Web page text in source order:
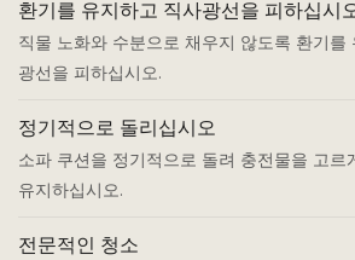
환기를 유지하고 직사광선을 피하십시
직물 노화와 수분으로 채우지 않도록 환기를
광선을 피하십시오.
정기적으로 돌리십시오
소파 쿠션을 정기적으로 돌려 충전물을 고르
유지하십시오.
전문적인 청소